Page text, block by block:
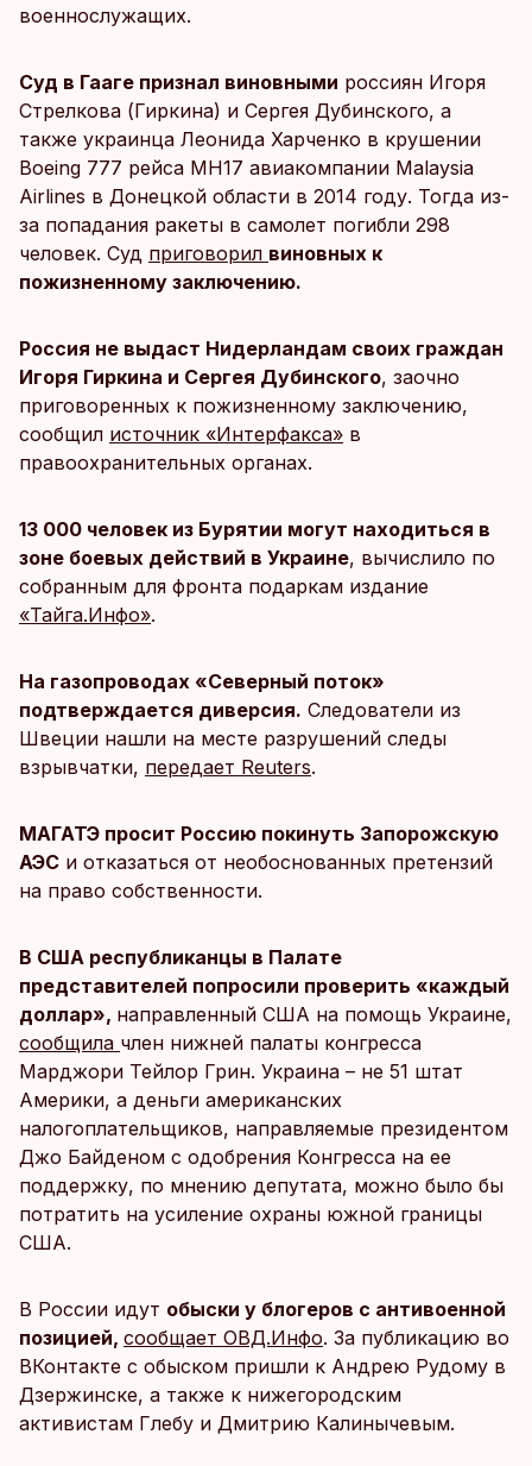
военнослужащих.
Суд в Гааге признал виновными россиян Игоря
Стрелкова (Гиркина) и Сергея Дубинского, а
также украинца Леонида Харченко в крушении
Boeing 777 рейса MH17 авиакомпании Malaysia
Airlines в Донецкой области в 2014 году. Тогда из-
за попадания ракеты в самолет погибли 298
человек. Суд приговорил виновных к
пожизненному заключению.
Россия не выдаст Нидерландам своих граждан
Игоря Гиркина и Сергея Дубинского, заочно
приговоренных к пожизненному заключению,
сообщил источник «Интерфакса» в
правоохранительных органах.
13 000 человек из Бурятии могут находиться в
зоне боевых действий в Украине, вычислило по
собранным для фронта подаркам издание
«Тайга.Инфо».
На газопроводах «Северный поток»
подтверждается диверсия. Следователи из
Швеции нашли на месте разрушений следы
взрывчатки, передает Reuters.
МАГАТЭ просит Россию покинуть Запорожскую
АЭС и отказаться от необоснованных претензий
на право собственности.
В США республиканцы в Палате
представителей попросили проверить «каждый
доллар», направленный США на помощь Украине,
сообщила член нижней палаты конгресса
Марджори Тейлор Грин. Украина – не 51 штат
Америки, а деньги американских
налогоплательщиков, направляемые президентом
Джо Байденом с одобрения Конгресса на ее
поддержку, по мнению депутата, можно было бы
потратить на усиление охраны южной границы
США.
В России идут обыски у блогеров с антивоенной
позицией, сообщает ОВД.Инфо. За публикацию во
ВКонтакте с обыском пришли к Андрею Рудому в
Дзержинске, а также к нижегородским
активистам Глебу и Дмитрию Калинычевым.